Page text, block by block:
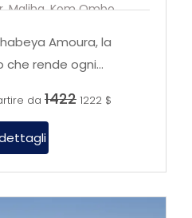
Maliha, Kom Ombo,
Amoura, la
che rende ogni
da 1422 1222 $